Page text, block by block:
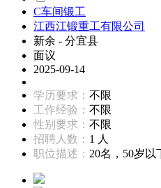
C车间锻工
江西江锻重工有限公司
新余 - 分宜县
面议
2025-09-14
学历要求： 不限
工作经验： 不限
性别要求： 不限
招聘人数： 1 人
职位描述： 20名，50岁以